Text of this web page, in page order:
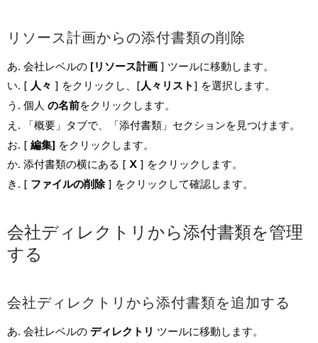
リソース計画からの添付書類の削除
会社レベルの [リソース計画] ツールに移動します。
[ 人々 ] をクリックし、[人々リスト ] を選択します。
個人 の名前をクリックします。
「概要」タブで、「添付書類」セクションを見つけます。
[ 編集] をクリックします。
添付書類の横にある [ X] をクリックします。
[ ファイルの削除] をクリックして確認します。
会社ディレクトリから添付書類を管理
する
会社ディレクトリから添付書類を追加する
会社レベルの ディレクトリ ツールに移動します。